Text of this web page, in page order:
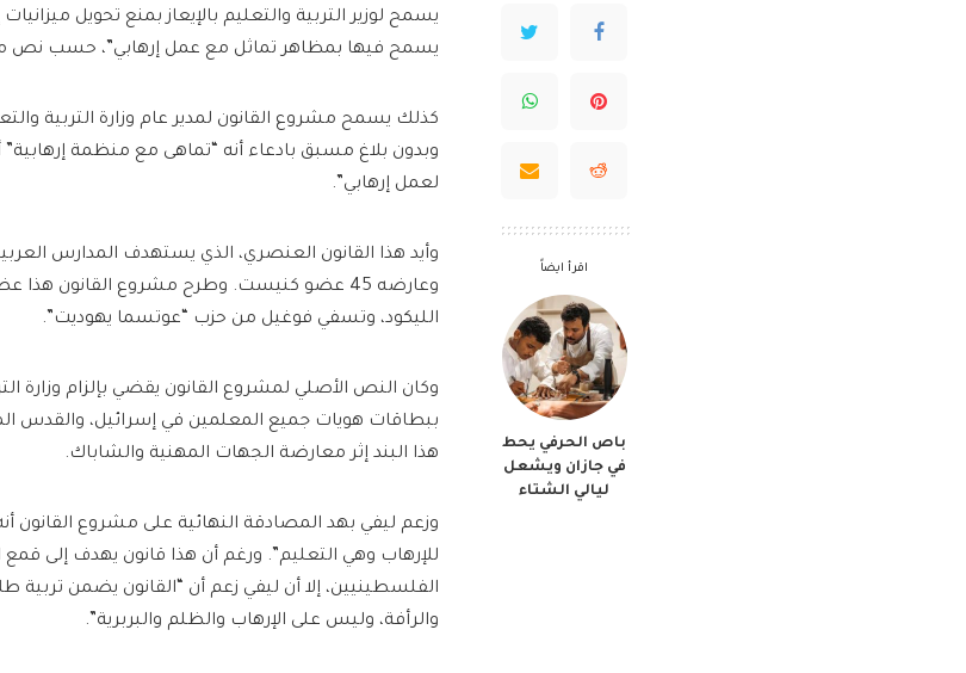
اقرأ ايضاً
باص الحرفي يحط
في جازان ويشعل
ليالي الشتاء
يسمح لوزير التربية والتعليم بالإيعاز بمنع تحويل
يسمح فيها بمظاهر تماثل مع عمل إرهابي”، حسب نص
كذلك يسمح مشروع القانون لمدير عام وزارة التربية
وبدون بلاغ مسبق بادعاء أنه “تماهى مع منظمة إرهابية”
لعمل إرهابي”.
وعارضه 45 عضو كنيست. وطرح مشروع القانون
الليكود، وتسفي فوغيل من حزب “عوتسما يهوديت”.
وكان النص الأصلي لمشروع القانون يقضي بإلزام وزارة
ببطاقات هويات جميع المعلمين في إسرائيل، والقدس
هذا البند إثر معارضة الجهات المهنية والشاباك.
وزعم ليفي بهد المصادقة النهائية على مشروع القانون
للإرهاب وهي التعليم”. ورغم أن هذا قانون يهدف إلى
الفلسطينيين، إلا أن ليفي زعم أن “القانون يضمن تربية
والرأفة، وليس على الإرهاب والظلم والبربرية”.